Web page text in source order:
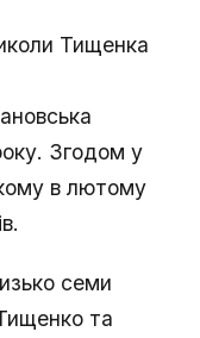
Тищенка
Згодом у
в лютому
семи
та